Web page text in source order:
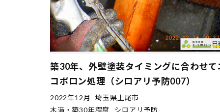
築30年、外壁塗装タイミングに合わせて
コボロン処理（シロアリ予防007）
2022年12月
埼玉県上尾市
木造・築30年程度
シロアリ予防